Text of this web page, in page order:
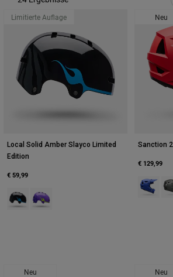
Ersatzteile
Alle Artikel anzeigen
Urban
Ersatzteile
Alle Artikel anzeigen
Limitierte Auflage
Local Solid Amber Slayco Limited
Edition
€ 59,99
Product swatch type of Schwarz.
Product swatch type of Lila.
Neu
Sanction 2
€ 129,99
Product
Neu Neu